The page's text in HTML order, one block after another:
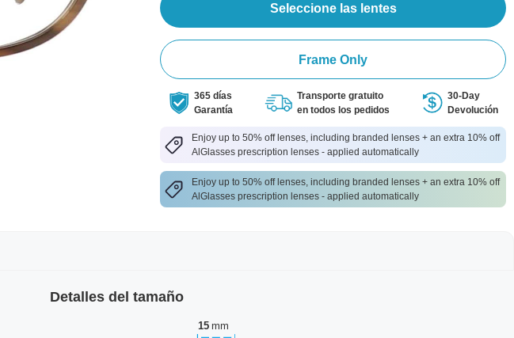
Seleccione las lentes
Frame Only
365 días
Garantía
Transporte gratuito
en todos los pedidos
30-Day
Devolución
Enjoy up to 50% off lenses, including branded lenses + an extra 10% off
AlGlasses prescription lenses - applied automatically
Enjoy up to 50% off lenses, including branded lenses + an extra 10% off
AlGlasses prescription lenses - applied automatically
Detalles del tamaño
15 mm